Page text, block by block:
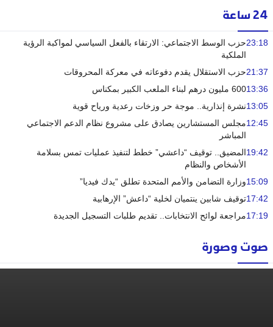
24 ساعة
23:18حزب الوسط الاجتماعي: الارتقاء بالفعل السياسي لمواكبة الرؤية
الملكية
21:37حزب الاستقلال يقدم دفوعاته في معركة المحروقات
13:36600 مليون درهم لبناء الملعب الكبير بمكناس
13:05نشرة إنذارية.. موجة حر وزخات رعدية ورياح قوية
12:45مجلس المستشارين يصادق على مشروع نظام الدعم الاجتماعي
المباشر
19:42المضيق.. توقيف “داعشي” خطط لتنفيذ عمليات تمس بسلامة
الأشخاص والنظام
15:09وزارة التضامن والأمم المتحدة تطلق “يدك فيديا”
17:42توقيف شابين ينتميان لخلية “داعش” الإرهابية
17:19مراجعة لوائح الانتخابات.. تقديم طلبات التسجيل الجديدة
صوت وصورة